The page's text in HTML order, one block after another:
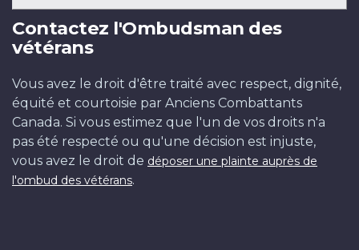
Contactez l'Ombudsman des
vétérans
Vous avez le droit d'être traité avec respect, dignité,
équité et courtoisie par Anciens Combattants
Canada. Si vous estimez que l'un de vos droits n'a
pas été respecté ou qu'une décision est injuste,
vous avez le droit de déposer une plainte auprès de
l'ombud des vétérans.